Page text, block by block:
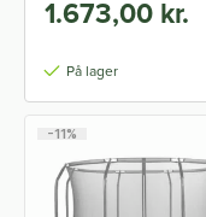
1.673,00 kr.
På lager
-11%